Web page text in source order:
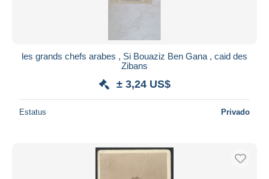
les grands chefs arabes , Si Bouaziz Ben Gana , caid des
Zibans
± 3,24 US$
Estatus Privado